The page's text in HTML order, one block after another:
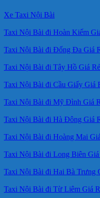
Xe Taxi Nội Bài
Taxi Nội Bài đi Hoàn Kiếm
Taxi Nội Bài đi Đống Đa Giá
Taxi Nội Bài đi Tây Hồ Giá Rẻ
Taxi Nội Bài đi Cầu Giấy Giá
Taxi Nội Bài đi Mỹ Đình Giá
Taxi Nội Bài đi Hà Đông Giá
Taxi Nội Bài đi Hoàng Mai
Taxi Nội Bài đi Long Biên Giá
Taxi Nội Bài đi Hai Bà Trưng
Taxi Nội Bài đi Từ Liêm Giá